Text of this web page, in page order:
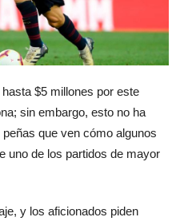
$5 millones por este
sin embargo, esto no ha
que ven cómo algunos
uno de los partidos de mayor
y los aficionados piden